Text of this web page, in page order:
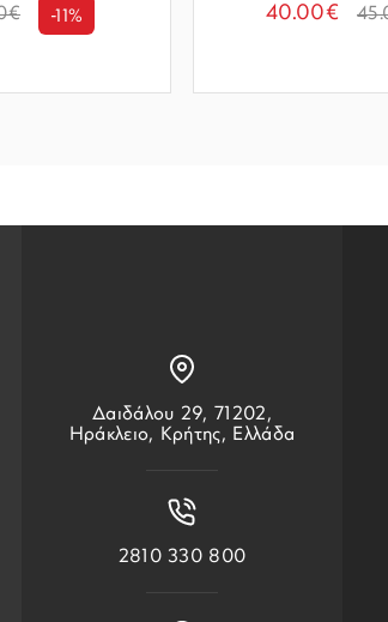
-11% 40.00€
Δαιδάλου 29, 71202,
Ηράκλειο, Κρήτης, Ελλάδα
2810 330 800